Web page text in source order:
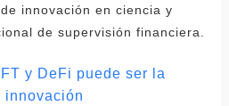
innovación en ciencia y
de supervisión financiera.
y DeFi puede ser la
innovación